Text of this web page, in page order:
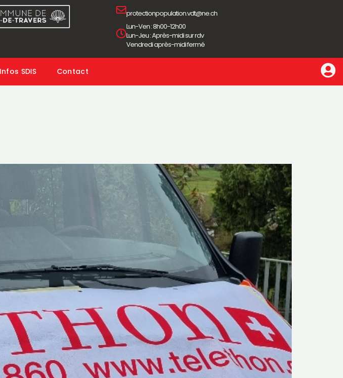
protectionpopulation.vdt@ne.ch
Lun-Ven : 8h00-12h00
Lun-Jeu : Après-midi sur rdv
Vendredi après-midi fermé
Infos SDIS Contact